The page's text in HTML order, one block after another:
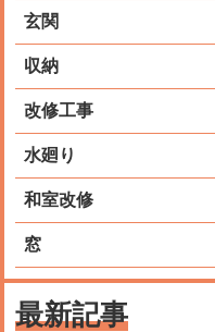
玄関
収納
改修工事
水廻り
和室改修
窓
最新記事